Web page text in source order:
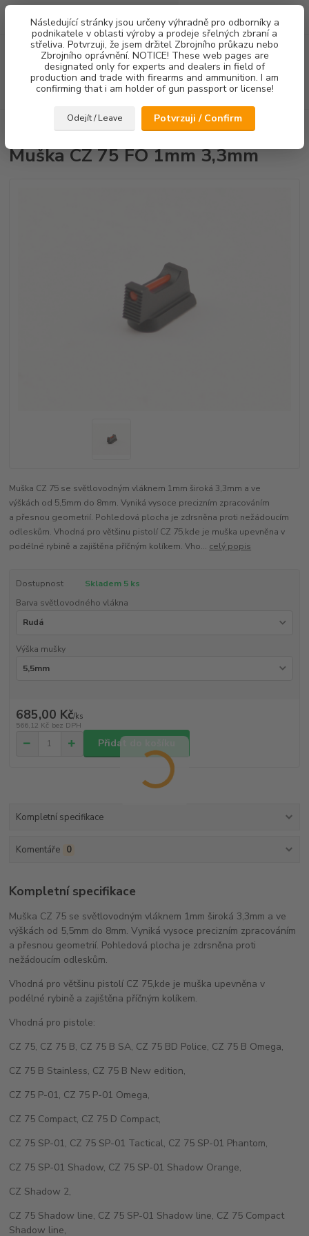
Následující stránky jsou určeny výhradně pro odborníky a
podnikatele v oblasti výroby a prodeje sřelných zbraní a
střeliva. Potvrzuji, že jsem držitel Zbrojního průkazu nebo
Zbrojního oprávnění. NOTICE! These web pages are
designated only for experts and dealers in field of
production and trade with firearms and ammunition. I am
confirming that i am holder of gun passport or license!
Odejít / Leave Potvrzuji / Confirm
Menu
Hledat
za0,00 Kč
Muška CZ 75 FO 1mm 3,3mm
Muška CZ 75 FO 1mm 3,3mm
Muška CZ 75 se světlovodným vláknem 1mm široká 3,3mm a ve
výškách od 5,5mm do 8mm. Vyniká vysoce precizním zpracováním
a přesnou geometrií. Pohledová plocha je zdrsněna proti nežádoucím
odleskům. Vhodná pro většinu pistolí CZ 75,kde je muška upevněna v
podélné rybině a zajištěna příčným kolíkem. Vho... celý popis
Dostupnost
Skladem 5 ks
Barva světlovodného vlákna
Výška mušky
685,00 Kč/ks
566,12 Kč bez DPH
Přidat do košíku
Kompletní specifikace
Komentáře 0
Kompletní specifikace
Muška CZ 75 se světlovodným vláknem 1mm široká 3,3mm a ve
výškách od 5,5mm do 8mm. Vyniká vysoce precizním zpracováním
a přesnou geometrií. Pohledová plocha je zdrsněna proti
nežádoucím odleskům.
Vhodná pro většinu pistolí CZ 75,kde je muška upevněna v
podélné rybině a zajištěna příčným kolíkem.
Vhodná pro pistole:
CZ 75, CZ 75 B, CZ 75 B SA, CZ 75 BD Police, CZ 75 B Omega,
CZ 75 B Stainless, CZ 75 B New edition,
CZ 75 P-01, CZ 75 P-01 Omega,
CZ 75 Compact, CZ 75 D Compact,
CZ 75 SP-01, CZ 75 SP-01 Tactical, CZ 75 SP-01 Phantom,
CZ 75 SP-01 Shadow, CZ 75 SP-01 Shadow Orange,
CZ Shadow 2,
CZ 75 Shadow line, CZ 75 SP-01 Shadow line, CZ 75 Compact
Shadow line,